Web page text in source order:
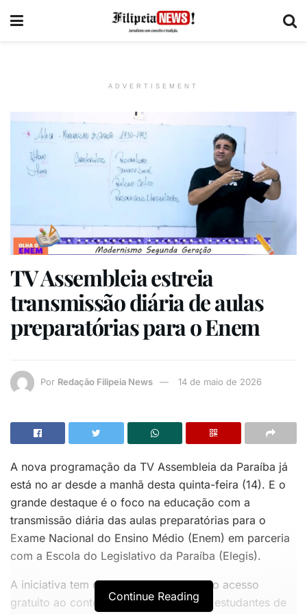
ADVERTISEMENT
TV Assembleia estreia
transmissão diária de aulas
preparatórias para o Enem
Por Redação Filipeia News 14 de maio de 2026
A nova programação da TV Assembleia da Paraíba já
está no ar desde a manhã desta quinta-feira (14). E o
grande destaque é o foco na educação com a
transmissão diária das aulas preparatórias para o
Exame Nacional do Ensino Médio (Enem) em parceria
com a Escola do Legislativo da Paraíba (Elegis).
A iniciativa tem como objetivo ampliar o acesso
gratuito ao conteúdo educacional para estudantes de
Continue Reading